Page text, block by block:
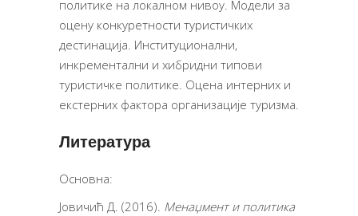
политике на локалном нивоу. Модели за
оцену конкуретности туристичких
дестинација. Институционални,
инкрементални и хибридни типови
туристичке политике. Оцена интерних и
екстерних фактора организације туризма.
Литература
Основна:
Јовичић Д. (2016). Менаџменти политика